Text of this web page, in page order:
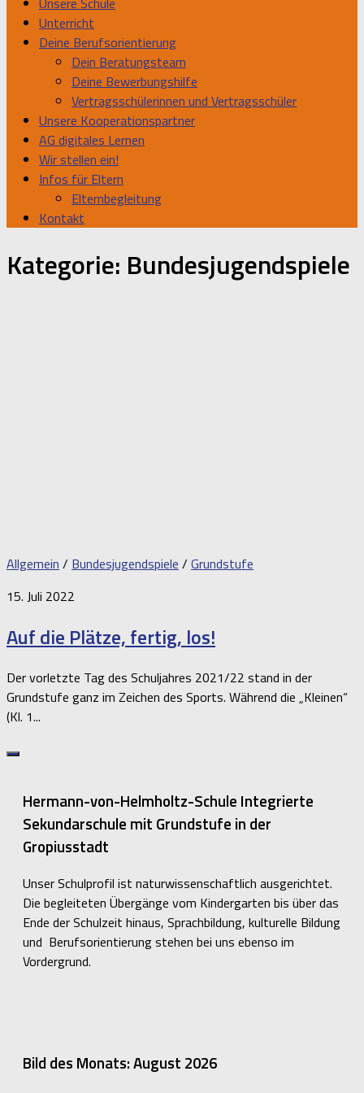
Unterricht
Deine Berufsorientierung
Dein Beratungsteam
Deine Bewerbungshilfe
Vertragsschülerinnen und Vertragsschüler
Unsere Kooperationspartner
AG digitales Lernen
Wir stellen ein!
Infos für Eltern
Elternbegleitung
Kontakt
Kategorie: Bundesjugendspiele
Allgemein / Bundesjugendspiele / Grundstufe
15. Juli 2022
Auf die Plätze, fertig, los!
Der vorletzte Tag des Schuljahres 2021/22 stand in der
Grundstufe ganz im Zeichen des Sports. Während die „Kleinen“
(Kl. 1...
Hermann-von-Helmholtz-Schule Integrierte
Sekundarschule mit Grundstufe in der
Gropiusstadt
Unser Schulprofil ist naturwissenschaftlich ausgerichtet.
Die begleiteten Übergänge vom Kindergarten bis über das
Ende der Schulzeit hinaus, Sprachbildung, kulturelle Bildung
und Berufsorientierung stehen bei uns ebenso im
Vordergrund.
Bild des Monats: August 2026